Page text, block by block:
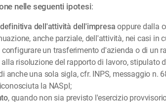
nelle seguenti ipotesi:
dell'attività dell'impresa oppure dalla
anche parziale, dell'attività, nei casi
un trasferimento d'azienda o di un
risoluzione del rapporto di lavoro,
anche una sola sigla, cfr. INPS, messaggio
la NASpI;
, quando non sia previsto l'esercizio